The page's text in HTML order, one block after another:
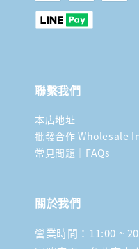
聯繫我們
本店地址
批發合作 Wholesale
常見問題｜FAQs
關於我們
營業時間：11:00 ~